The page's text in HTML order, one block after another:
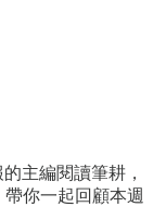
主編閱讀筆耕，
你一起回顧本週